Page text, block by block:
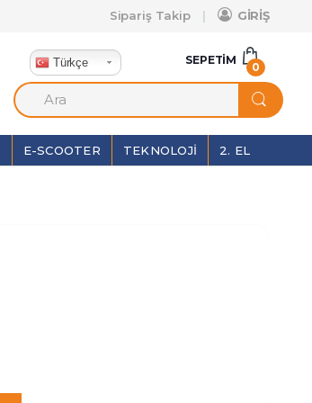
Sipariş Takip GİRİŞ
Türkçe SEPETIM
0
E-SCOOTER TEKNOLOJI 2. EL